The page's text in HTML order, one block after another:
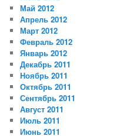
Май 2012
Апрель 2012
Март 2012
Февраль 2012
Январь 2012
Декабрь 2011
Ноябрь 2011
Октябрь 2011
Сентябрь 2011
Август 2011
Июль 2011
Июнь 2011